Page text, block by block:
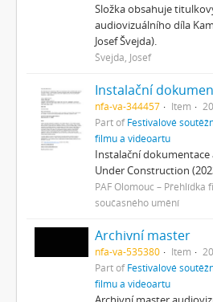
Složka obsahuje
audiovizuálního díla
Josef Švejda).
Švejda, Josef
Instalační
nfa-va-344457 Item
Part ofFestivalové
filmu a videoartu
Instalační
Under Construction
PAF Olomouc – Přehlídka
současného umění
Archivní master
nfa-va-535380 Item
Part ofFestivalové
filmu a videoartu